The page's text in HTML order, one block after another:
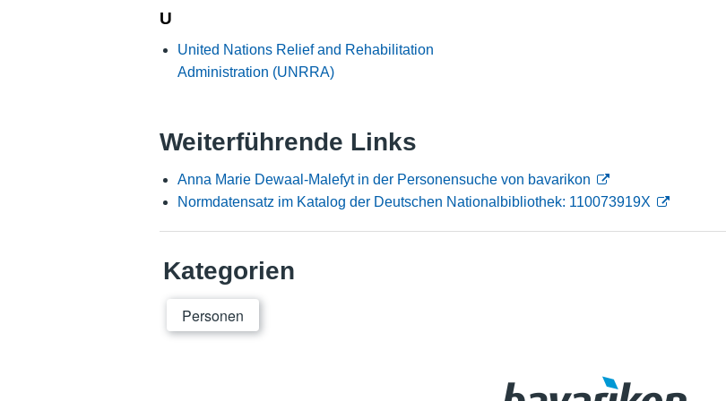
U
United Nations Relief and Rehabilitation
Administration (UNRRA)
Weiterführende Links
Anna Marie Dewaal-Malefyt in der Personensuche von bavarikon
Normdatensatz im Katalog der Deutschen Nationalbibliothek: 110073919X
Kategorien
Personen